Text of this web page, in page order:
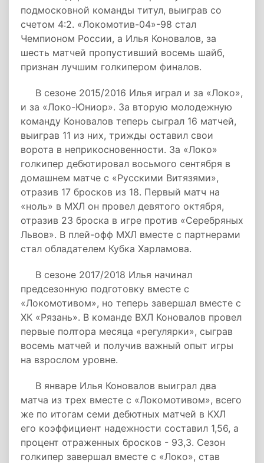
подмосковной команды титул, выиграв со
счетом 4:2. «Локомотив-04»-98 стал
Чемпионом России, а Илья Коновалов, за
шесть матчей пропустивший восемь шайб,
признан лучшим голкипером финалов.
В сезоне 2015/2016 Илья играл и за «Локо»,
и за «Локо-Юниор». За вторую молодежную
команду Коновалов теперь сыграл 16 матчей,
выиграв 11 из них, трижды оставил свои
ворота в неприкосновенности. За «Локо»
голкипер дебютировал восьмого сентября в
домашнем матче с «Русскими Витязями»,
отразив 17 бросков из 18. Первый матч на
«ноль» в МХЛ он провел девятого октября,
отразив 23 броска в игре против «Серебряных
Львов». В плей-офф МХЛ вместе с партнерами
стал обладателем Кубка Харламова.
В сезоне 2017/2018 Илья начинал
предсезонную подготовку вместе с
«Локомотивом», но теперь завершал вместе с
ХК «Рязань». В команде ВХЛ Коновалов провел
первые полтора месяца «регулярки», сыграв
восемь матчей и получив важный опыт игры
на взрослом уровне.
В январе Илья Коновалов выиграл два
матча из трех вместе с «Локомотивом», всего
же по итогам семи дебютных матчей в КХЛ
его коэффициент надежности составил 1,56, а
процент отраженных бросков - 93,3. Сезон
голкипер завершал вместе с «Локо», став